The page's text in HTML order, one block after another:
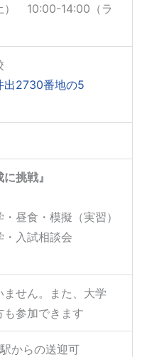
） 10:00-14:00（ラ
出2730番地の5
挑戦』
昼食・模擬（実習）
・入試相談会
せん。また、大学
参加できます
からの送迎可